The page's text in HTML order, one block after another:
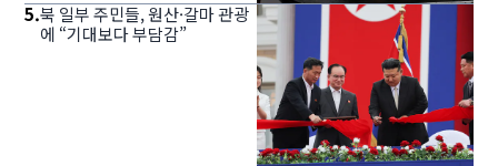
5.북 일부 주민들, 원산·갈마 관광
에 “기대보다 부담감”